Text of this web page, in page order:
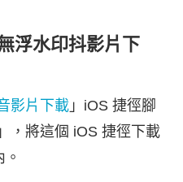
浮水印抖影片下
影片下載 」iOS 捷徑腳
，將這個 iOS 捷徑下載